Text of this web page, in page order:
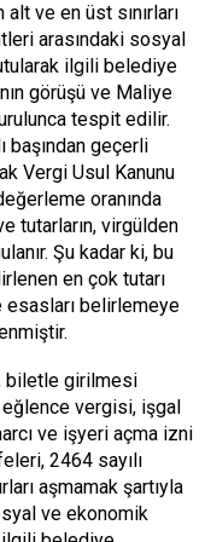
ve en üst sınırları
arasındaki sosyal
ilgili belediye
görüşü ve Maliye
tespit edilir.
başından geçerli
Vergi Usul Kanunu
oranında
tutarların, virgülden
Şu kadar ki, bu
en çok tutarı
esasları belirlemeye
biletle girilmesi
vergisi, işgal
ve işyeri açma izni
2464 sayılı
aşmamak şartıyla
ve ekonomik